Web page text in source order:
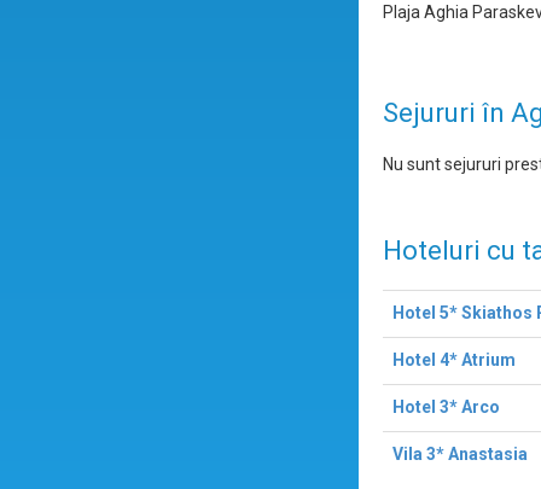
Plaja Aghia
Sejururi în
Nu sunt sejururi
Hoteluri cu
Hotel 5* Skiathos
Hotel 4* Atrium
Hotel 3* Arco
Vila 3* Anastasia